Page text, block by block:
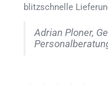
blitzschnelle
Adrian Ploner,